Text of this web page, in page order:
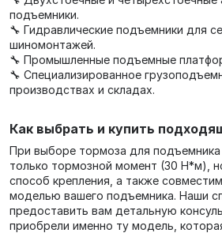
подъемники.
🔧 Гидравлические подъемники для
шиномонтажей.
🔧 Промышленные подъемные
🔧 Специализированное
производствах и складах.
Как выбрать и купить
При выборе тормоза для
только тормозной момент (30 Н*м),
способ крепления, а также
моделью вашего подъемника. Наши
предоставить вам детальную
приобрели именно ту модель,